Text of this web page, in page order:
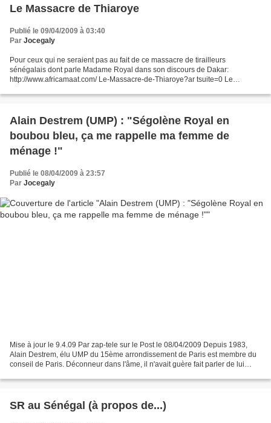
Le Massacre de Thiaroye
Publié le 09/04/2009 à 03:40
Par Jocegaly
Pour ceux qui ne seraient pas au fait de ce massacre de tirailleurs
sénégalais dont parle Madame Royal dans son discours de Dakar:
http://www.africamaat.com/ Le-Massacre-de-Thiaroye?ar tsuite=0 Le
Alain Destrem (UMP) : "Ségolène Royal en
boubou bleu, ça me rappelle ma femme de
ménage !"
Publié le 08/04/2009 à 23:57
Par Jocegaly
Mise à jour le 9.4.09 Par zap-tele sur le Post le 08/04/2009 Depuis 1983,
Alain Destrem, élu UMP du 15ème arrondissement de Paris est membre du
conseil de Paris. Déconneur dans l'âme, il n'avait guère fait parler de lui
SR au Sénégal (à propos de...)